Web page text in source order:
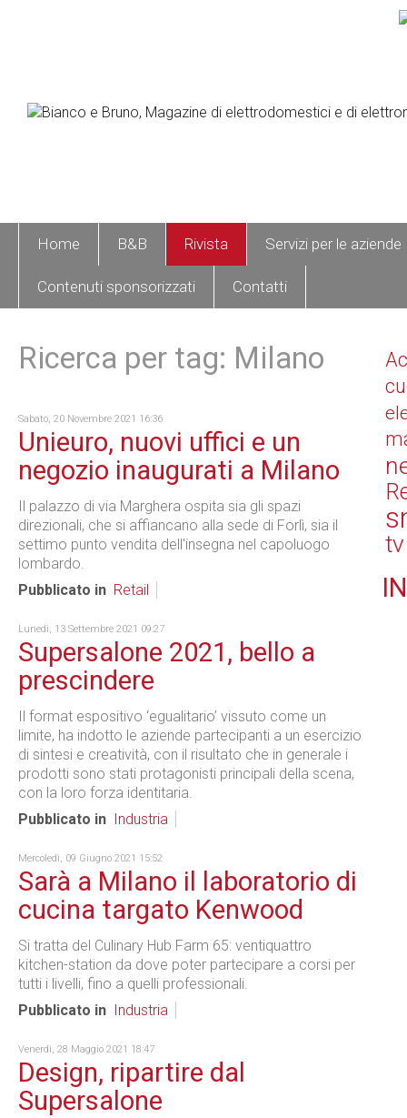
Home B&B Rivista Servizi per le aziende
Contenuti sponsorizzati Contatti
Ricerca per tag: Milano
Sabato, 20 Novembre 2021 16:36
Unieuro, nuovi uffici e un
negozio inaugurati a Milano
Il palazzo di via Marghera ospita sia gli spazi
direzionali, che si affiancano alla sede di Forlì, sia il
settimo punto vendita dell'insegna nel capoluogo
lombardo.
Pubblicato in Retail
Lunedì, 13 Settembre 2021 09:27
Supersalone 2021, bello a
prescindere
Il format espositivo ‘egualitario’ vissuto come un
limite, ha indotto le aziende partecipanti a un esercizio
di sintesi e creatività, con il risultato che in generale i
prodotti sono stati protagonisti principali della scena,
con la loro forza identitaria.
Pubblicato in
Industria
Mercoledì, 09 Giugno 2021 15:52
Sarà a Milano il laboratorio di
cucina targato Kenwood
Si tratta del Culinary Hub Farm 65: ventiquattro
kitchen-station da dove poter partecipare a corsi per
tutti i livelli, fino a quelli professionali.
Pubblicato in
Industria
Venerdì, 28 Maggio 2021 18:47
Design, ripartire dal
Supersalone
tv
IN